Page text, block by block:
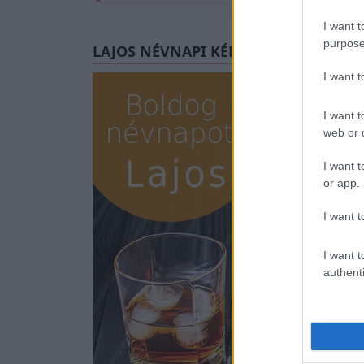
I want
I want
I want
web or
I want
or app.
I want
I want
LAJOS NÉVNAPI KÉPESLAP